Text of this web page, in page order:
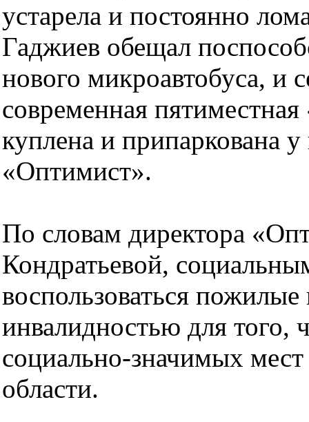
устарела и постоянно
Гаджиев обещал
нового микроавтобуса, и
современная пятиместная
куплена и припаркована у
«Оптимист».
По словам директора
Кондратьевой,
воспользоваться
инвалидностью для того,
социально-значимых
области.